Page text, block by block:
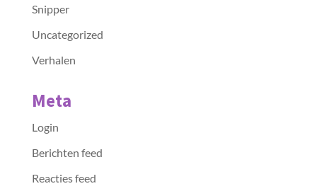
Snipper
Uncategorized
Verhalen
Meta
Login
Berichten feed
Reacties feed